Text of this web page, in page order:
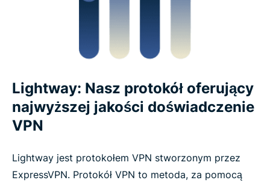
Lightway: Nasz protokół oferujący
najwyższej jakości doświadczenie
VPN
Lightway jest protokołem VPN stworzonym przez
ExpressVPN. Protokół VPN to metoda, za pomocą